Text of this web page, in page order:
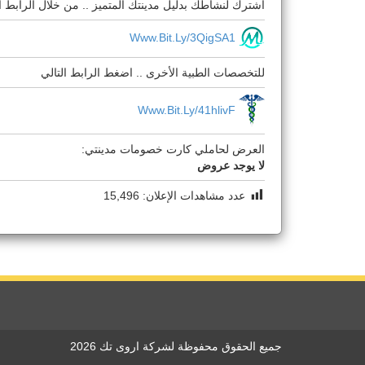
اشترك لنشاطك بدليل مدينتك المتميز .. من خلال الرابط
Www.bit.ly/3QigSA1
للتخصصات الطبية الأخرى .. اضغط الرابط التالي
Www.bit.ly/41hlivF
العرض لحاملي كارت خصومات مدينتي:
لا يوجد عروض
عدد مشاهدات الإعلان: 15,496
جميع الحقوق محفوظة لشركة اروى تك 2026